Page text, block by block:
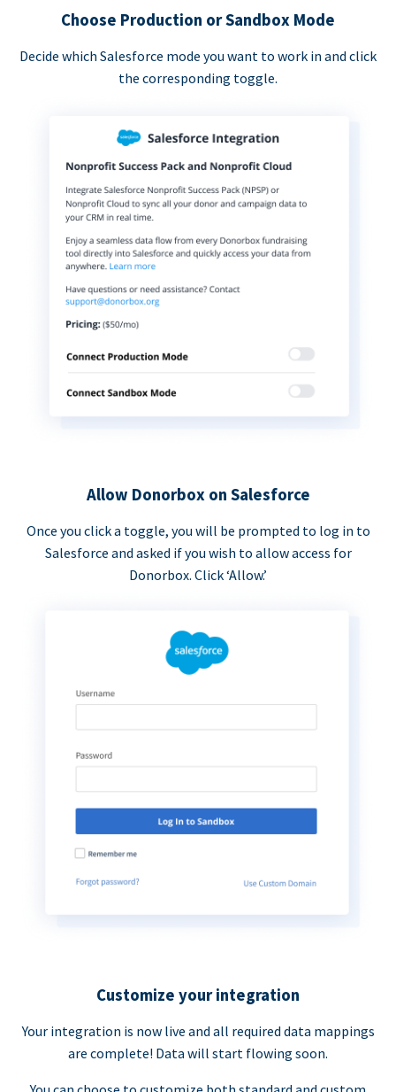
Choose Production or Sandbox Mode
Decide which Salesforce mode you want to work in and click
the corresponding toggle.
Allow Donorbox on Salesforce
Once you click a toggle, you will be prompted to log in to
Salesforce and asked if you wish to allow access for
Donorbox. Click ‘Allow.’
Customize your integration
Your integration is now live and all required data mappings
are complete! Data will start flowing soon.